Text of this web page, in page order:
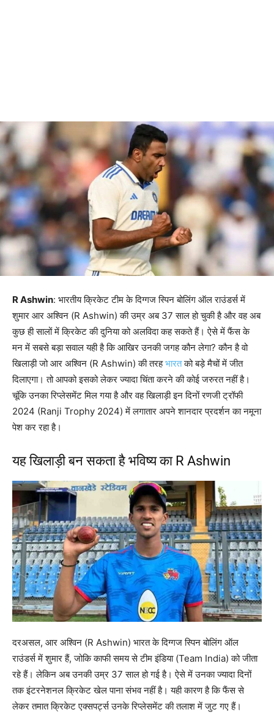
R Ashwin: भारतीय क्रिकेट टीम के दिग्गज स्पिन बोलिंग ऑल राउंडर्स में
शुमार आर अश्विन (R Ashwin) की उम्र अब 37 साल हो चुकी है और वह अब
कुछ ही सालों में क्रिकेट की दुनिया को अलविदा कह सकते हैं। ऐसे में फैंस के
मन में सबसे बड़ा सवाल यही है कि आखिर उनकी जगह कौन लेगा? कौन है वो
खिलाड़ी जो आर अश्विन (R Ashwin) की तरहभारतको बड़े मैचों में जीत
दिलाएगा। तो आपको इसको लेकर ज्यादा चिंता करने की कोई जरुरत नहीं है।
चूंकि उनका रिप्लेसमेंट मिल गया है और वह खिलाड़ी इन दिनों रणजी ट्रॉफी
2024 (Ranji Trophy 2024) में लगातार अपने शानदार प्रदर्शन का नमूना
पेश कर रहा है।
यह खिलाड़ी बन सकता है भविष्य का R Ashwin
दरअसल, आर अश्विन (R Ashwin) भारत के दिग्गज स्पिन बोलिंग ऑल
राउंडर्स में शुमार हैं, जोकि काफी समय से टीम इंडिया (Team India) को जीता
रहे हैं। लेकिन अब उनकी उम्र 37 साल हो गई है। ऐसे में उनका ज्यादा दिनों
तक इंटरनेशनल क्रिकेट खेल पाना संभव नहीं है। यही कारण है कि फैंस से
लेकर तमात क्रिकेट एक्सपर्ट्स उनके रिप्लेसमेंट की तलाश में जुट गए हैं।